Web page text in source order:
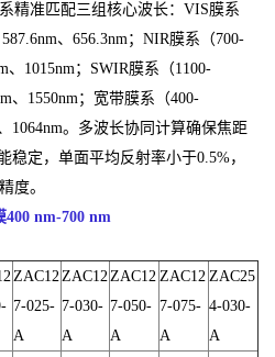
精准匹配三组核心波长：VIS膜系
587.6nm、656.3nm；NIR膜系（700-
、1015nm；SWIR膜系（1100-
、1550nm；宽带膜系（400-
1064nm。多波长协同计算确保焦距
稳定，单面平均反射率小于0.5%，
度。
400 nm-700 nm
ZAC12
7-025-
A
ZAC12
7-030-
A
ZAC12
7-050-
A
ZAC12
7-075-
A
ZAC25
4-030-
A